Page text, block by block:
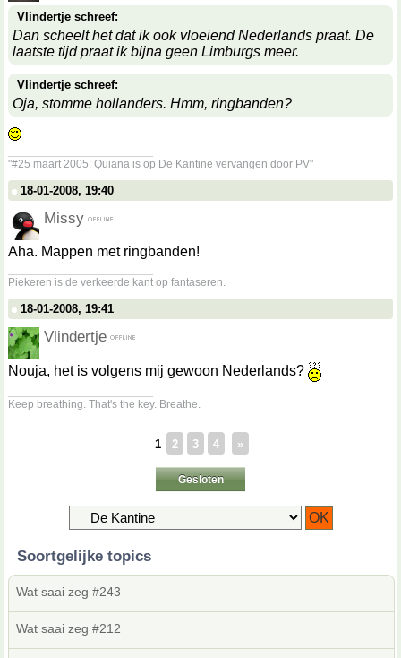
Vlindertje schreef:
Dan scheelt het dat ik ook vloeiend Nederlands praat. De
laatste tijd praat ik bijna geen Limburgs meer.
Vlindertje schreef:
Oja, stomme hollanders. Hmm, ringbanden?
"#25 maart 2005: Quiana is op De Kantine vervangen door PV"
18-01-2008, 19:40
Missy
Aha. Mappen met ringbanden!
Piekeren is de verkeerde kant op fantaseren.
18-01-2008, 19:41
Vlindertje
Nouja, het is volgens mij gewoon Nederlands?
Keep breathing. That's the key. Breathe.
1 2 3 4 »
Gesloten
Soortgelijke topics
Wat saai zeg #243
Wat saai zeg #212